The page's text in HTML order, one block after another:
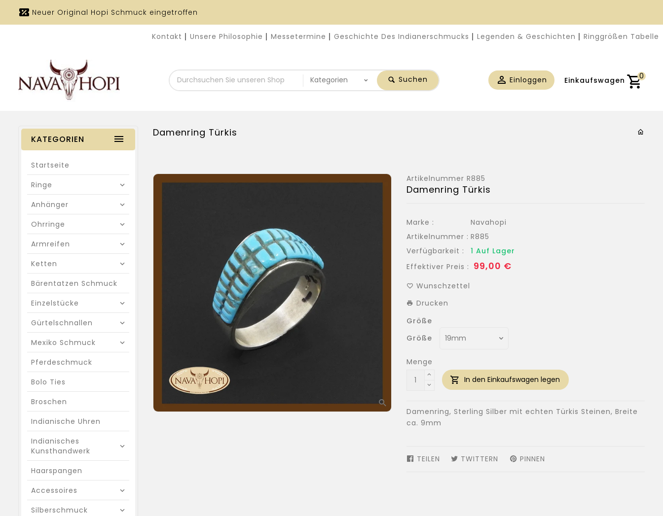
Neuer Original Hopi Schmuck eingetroffen
Kontakt Unsere Philosophie Messetermine Geschichte Des Indianerschmucks Legenden & Geschichten Ringgrößen Tabelle
Einkaufswagen 0
Einloggen
Durchsuchen
Sie
unseren
Suchen
KATEGORIEN
Startseite
Ringe
Anhänger
Ohrringe
Armreifen
Ketten
Bärentatzen Schmuck
Einzelstücke
Gürtelschnallen
Mexiko Schmuck
Pferdeschmuck
Bolo Ties
Broschen
Indianische Uhren
Indianisches
Kunsthandwerk
Haarspangen
Accessoires
Silberschmuck
Damenring Türkis
Artikelnummer R885
Damenring Türkis
Marke :
Navahopi
Artikelnummer : R885
Verfügbarkeit :
1 Auf Lager
Effektiver Preis : Normaler
99,00 €
Wunschzettel
Drucken
Größe
Größe
Menge
In den Einkaufswagen legen
Damenring, Sterling Silber mit echten Türkis Steinen, Breite
ca. 9mm
TEILEN AUF
TWITTERN AUF
PINNEN